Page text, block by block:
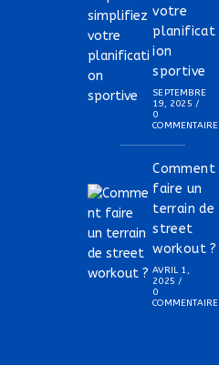
votre
planificat
ion
sportive
SEPTEMBRE
19, 2025 /
0
COMMENTAIRE
Comment
faire un
terrain de
street
workout ?
AVRIL 1,
2025 /
0
COMMENTAIRE